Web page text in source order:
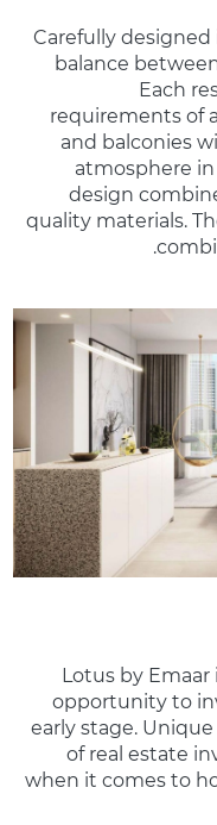
Carefully
balance
Each
requirements of
and balconies
atmosphere
design
quality materials.
Lotus by Emaar
opportunity to
early stage.
of real estate
when it comes to